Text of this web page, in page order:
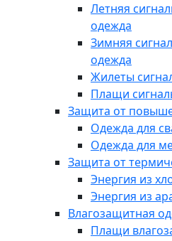
Летняя
одежда
Зимняя
одежда
Жилеты
Плащи
Защита от
Одежда для
Одежда для
Защита от
Энергия из
Энергия из
Влагозащитная
Плащи